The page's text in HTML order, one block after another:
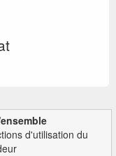
d'utilisation du